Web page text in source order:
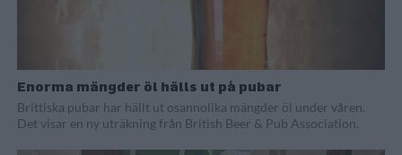
Enorma mängder öl hälls ut på pubar
Brittiska pubar har hällt ut osannolika mängder öl under våren.
Det visar en ny uträkning från British Beer & Pub Association.